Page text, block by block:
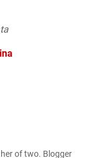
of two. Blogger